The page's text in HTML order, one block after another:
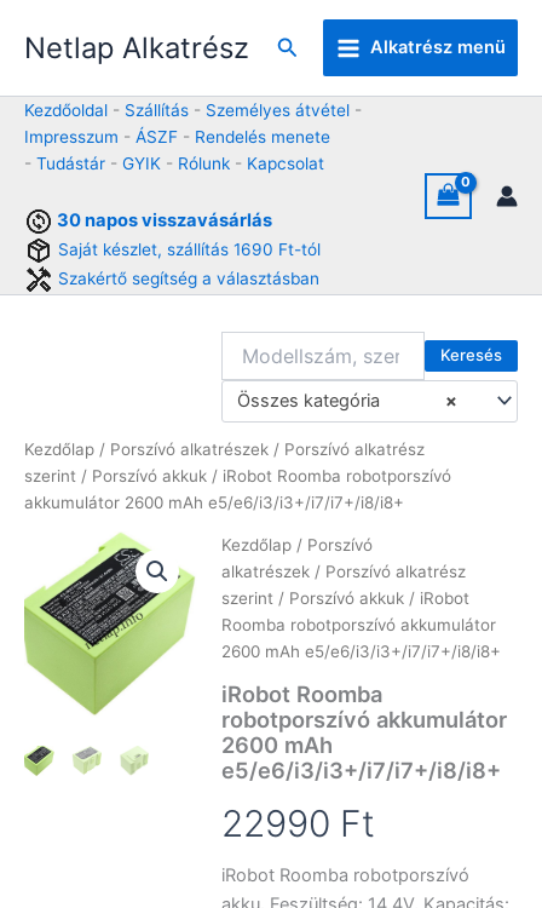
Netlap Alkatrész Keresés Alkatrész menü
Kezdőoldal - Szállítás - Személyes átvétel -
Impresszum - ÁSZF - Rendelés menete
- Tudástár - GYIK - Rólunk - Kapcsolat
30 napos visszavásárlás
Saját készlet, szállítás 1690 Ft-tól
Szakértő segítség a választásban
Keresés
×
Összes kategória
Kezdőlap / Porszívó alkatrészek / Porszívó alkatrész
szerint / Porszívó akkuk / iRobot Roomba robotporszívó
akkumulátor 2600 mAh e5/e6/i3/i3+/i7/i7+/i8/i8+
Kezdőlap / Porszívó
alkatrészek / Porszívó alkatrész
szerint / Porszívó akkuk / iRobot
Roomba robotporszívó akkumulátor
2600 mAh e5/e6/i3/i3+/i7/i7+/i8/i8+
iRobot Roomba
robotporszívó akkumulátor
2600 mAh
e5/e6/i3/i3+/i7/i7+/i8/i8+
22990 Ft
iRobot Roomba robotporszívó